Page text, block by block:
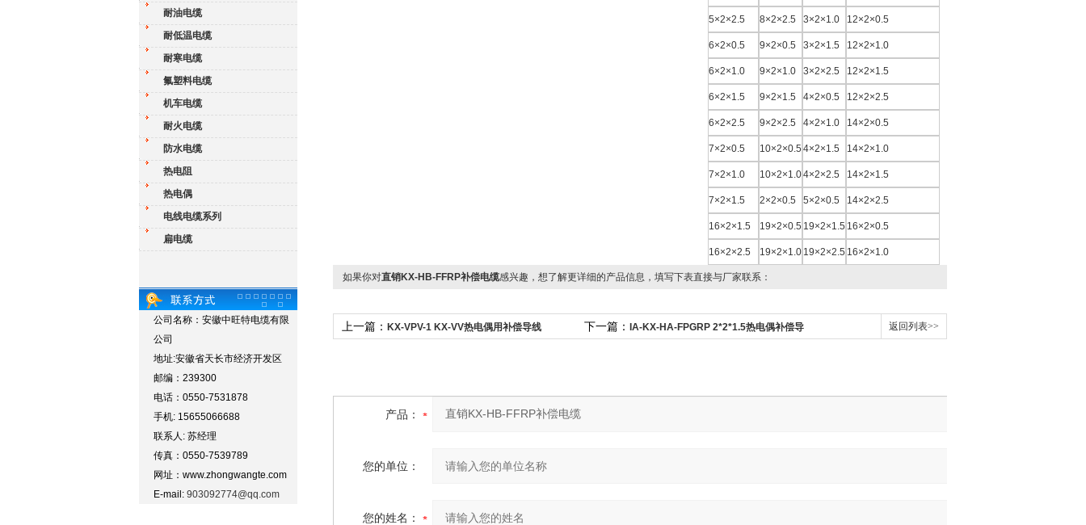
耐油电缆
耐低温电缆
耐寒电缆
氟塑料电缆
机车电缆
耐火电缆
防水电缆
热电阻
热电偶
电线电缆系列
扁电缆
公司名称：安徽中旺特电缆有限
公司
地址:安徽省天长市经济开发区
邮编：239300
电话：0550-7531878
手机: 15655066688
联系人: 苏经理
传真：0550-7539789
网址：www.zhongwangte.com
E-mail: 903092774@qq.com
5×2×2.5 8×2×2.5 3×2×1.0 12×2×0.5
6×2×0.5 9×2×0.5 3×2×1.5 12×2×1.0
6×2×1.0 9×2×1.0 3×2×2.5 12×2×1.5
6×2×1.5 9×2×1.5 4×2×0.5 12×2×2.5
6×2×2.5 9×2×2.5 4×2×1.0 14×2×0.5
7×2×0.5 10×2×0.5 4×2×1.5 14×2×1.0
7×2×1.0 10×2×1.04×2×2.5 14×2×1.5
7×2×1.5 2×2×0.5 5×2×0.5 14×2×2.5
16×2×1.5 19×2×0.5 19×2×1.5 16×2×0.5
16×2×2.5 19×2×1.0 19×2×2.5 16×2×1.0
如果你对直销KX-HB-FFRP补偿电缆感兴趣，想了解更详细的产品信息，填写下表直接与厂家联系：
上一篇： KX-VPV-1 KX-VV热电偶用补偿导线 下一篇： IA-KX-HA-FPGRP 2*2*1.5热电偶补偿导 返回列表>>
产品：
您的单位：
您的姓名：